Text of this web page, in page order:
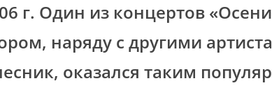
г. Один из концертов
наряду с другими
оказался таким